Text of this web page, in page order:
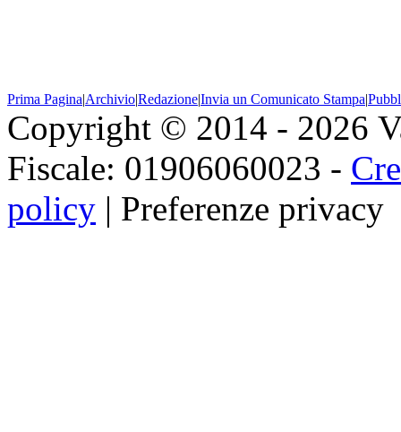
Prima Pagina|Archivio|Redazione|Invia un Comunicato Stampa|
Copyright © 2014 - 2026
Fiscale: 01906060023 -
policy | Preferenze privacy